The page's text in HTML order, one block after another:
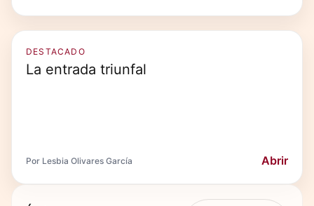
DESTACADO
La entrada triunfal
Por Lesbia Olivares García Abrir